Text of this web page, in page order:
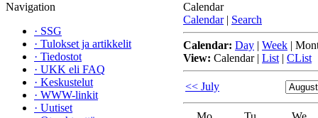
Navigation
· SSG
· Tulokset ja artikkelit
· Tiedostot
· UKK eli FAQ
· Keskustelut
· WWW-linkit
· Uutiset
Calendar
Calendar | Search
Calendar: Day | Week |
View: Calendar| List | CList
<< July